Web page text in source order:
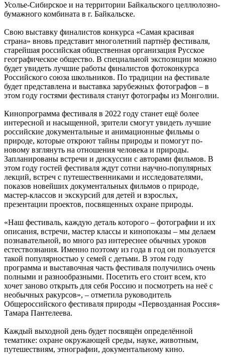
Усолье-Сибирское и на территории Байкальского целлюлозно-
бумажного комбината в г. Байкальске.
Свою выставку финалистов конкурса «Самая красивая
страна» вновь представит многолетний партнёр фестиваля,
старейшая российская общественная организация Русское
географическое общество. В специальной экспозиции можно
будет увидеть лучшие работы финалистов фотоконкурса
Российского союза школьников. По традиции на фестивале
будет представлена и выставка зарубежных фотографов – в
этом году гостями фестиваля станут фотографы из Монголии.
Кинопрограмма фестиваля в 2022 году станет ещё более
интересной и насыщенной, зрители смогут увидеть лучшие
российские документальные и анимационные фильмы о
природе, которые откроют тайны природы и помогут по-
новому взглянуть на отношения человека и природы.
Запланированы встречи и дискуссии с авторами фильмов. В
этом году гостей фестиваля ждут сотни научно-популярных
лекций, встреч с путешественниками и исследователями,
показов новейших документальных фильмов о природе,
мастер-классов и экскурсий для детей и взрослых,
презентации проектов, посвященных охране природы.
«Наш фестиваль, каждую деталь которого – фотографии и их
описания, встречи, мастер классы и кинопоказы – мы делаем
познавательной, во много раз интереснее обычных уроков
естествознания. Именно поэтому из года в год он пользуется
такой популярностью у семей с детьми. В этом году
программа и выставочная часть фестиваля получились очень
полными и разнообразными. Посетить его стоит всем, кто
хочет заново открыть для себя Россию и посмотреть на неё с
необычных ракурсов», – отметила руководитель
Общероссийского фестиваля природы «Первозданная Россия»
Тамара Пантелеева.
Каждый выходной день будет посвящён определённой
тематике: охране окружающей среды, науке, животным,
путешествиям, этнографии, документальному кино.